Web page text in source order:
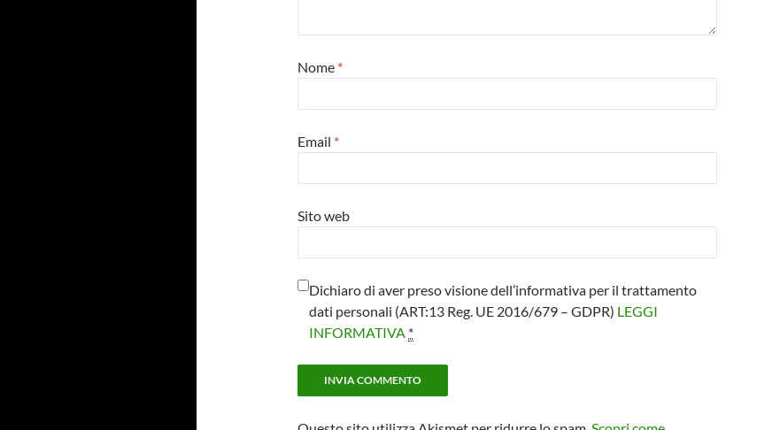
Nome *
Email *
Sito web
Dichiaro di aver preso visione dell’informativa per il trattamento
dati personali (ART:13 Reg. UE 2016/679 – GDPR) LEGGI
INFORMATIVA *